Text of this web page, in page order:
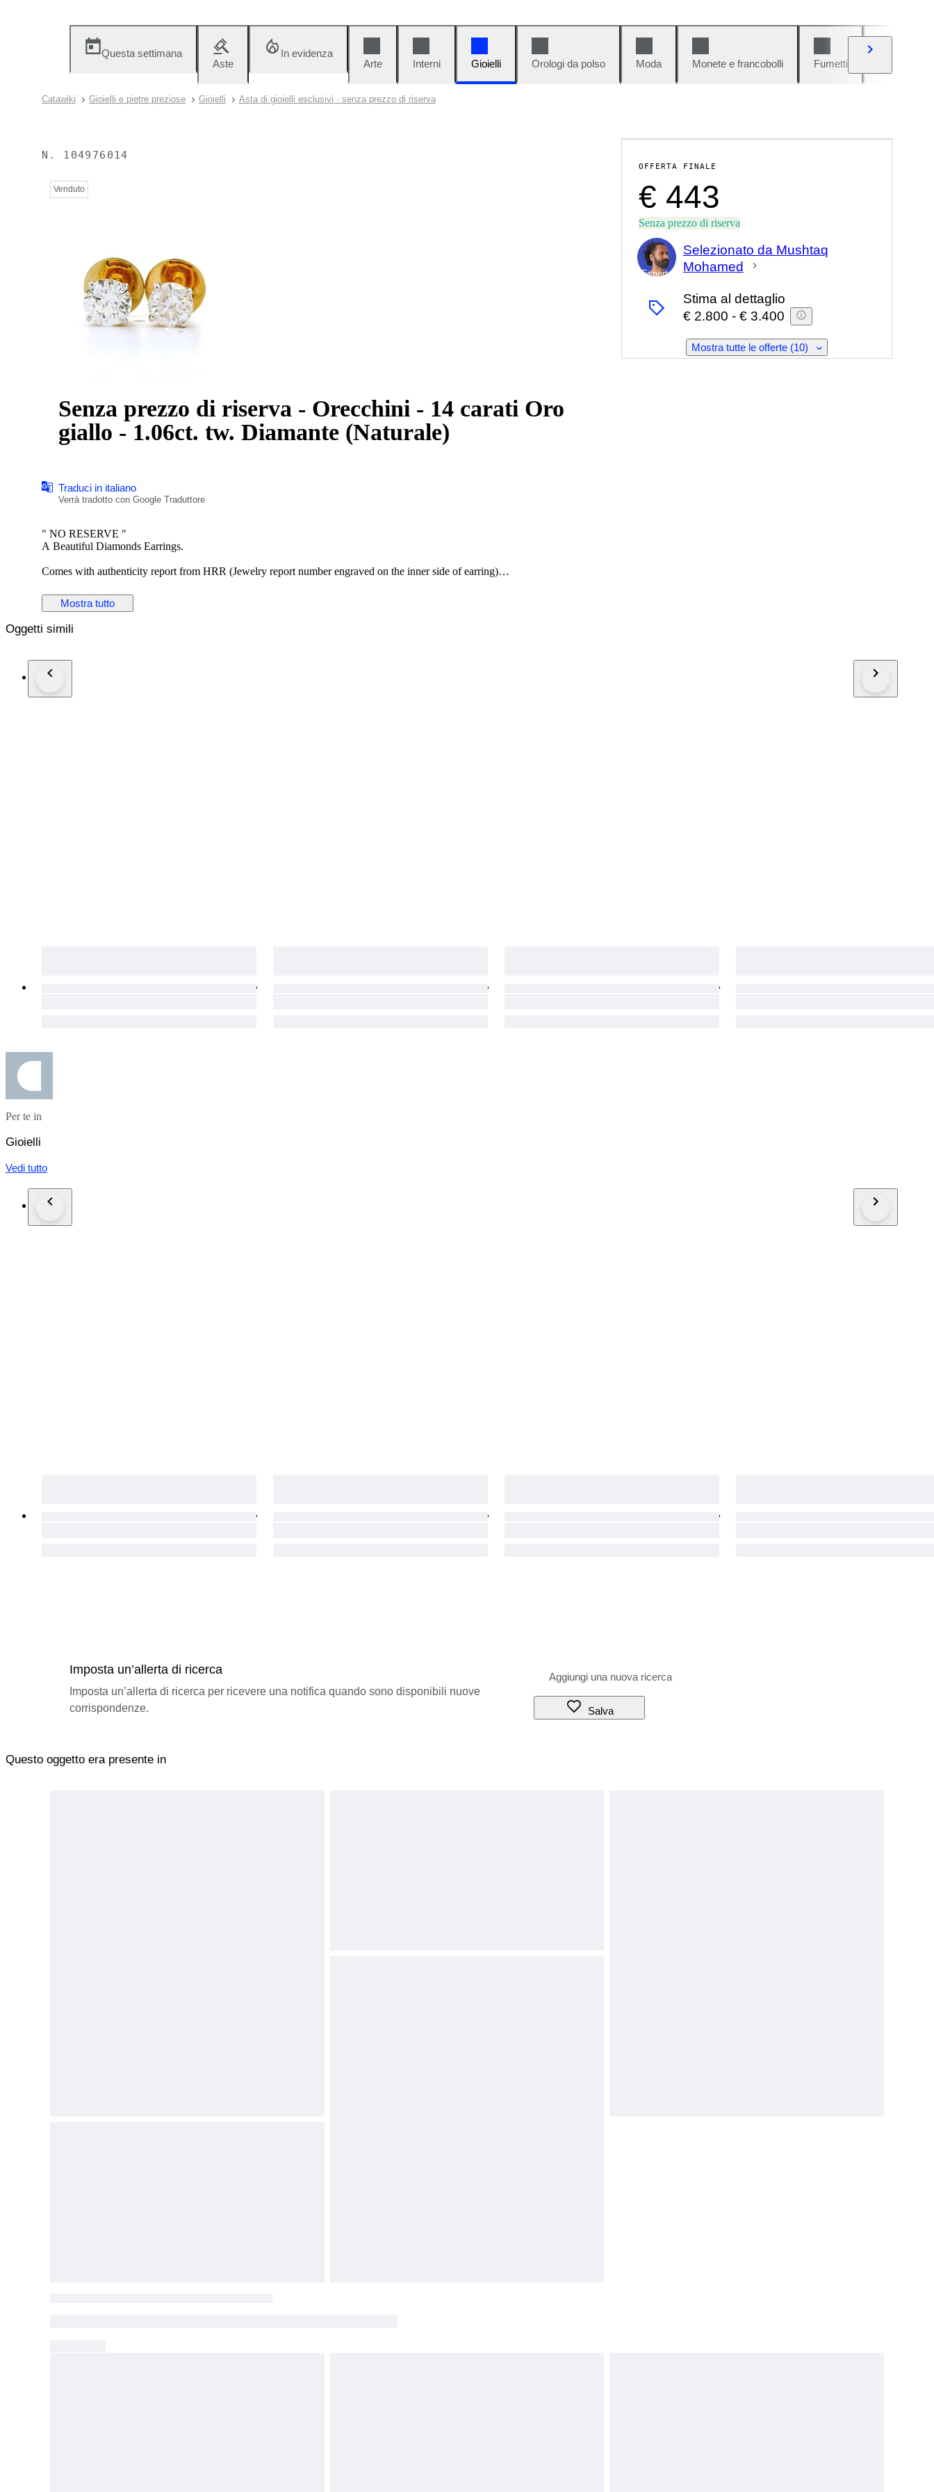
Questa settimana
Aste
In evidenza
Arte
Interni Gioielli Orologi da polso Moda Monete e francobolli Fumetti
Catawiki Gioielli e pietre preziose Gioielli Asta di gioielli esclusivi · senza prezzo di riserva
N. 104976014
Venduto
Senza prezzo di riserva - Orecchini - 14 carati Oro
giallo - 1.06ct. tw. Diamante (Naturale)
Traduci in italiano
Verrà tradotto con Google Traduttore
" NO RESERVE "
A Beautiful Diamonds Earrings.
Comes with authenticity report from HRR (Jewelry report number engraved on the inner side of earring)
Main Stone - Dimond,
Main Stone Weight - 1.06 Carat,
Diamond Shape and Cut - Round Brilliant Cut,
Diamond Color & Clarity - E/F - SI-P Diamonds
Mostra tutto
OFFERTA FINALE
€ 443
Senza prezzo di riserva
Esperto
Selezionato da Mushtaq
Mohamed
Stima al dettaglio
€ 2.800 - € 3.400
Mostra tutte le offerte (10)
Oggetti simili
Per te in
Gioielli
Vedi tutto
Imposta un’allerta di ricerca
Imposta un’allerta di ricerca per ricevere una notifica quando sono disponibili nuove
corrispondenze.
Salva
Questo oggetto era presente in